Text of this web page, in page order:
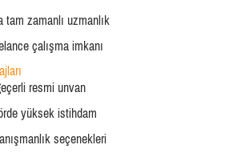
tam zamanlı uzmanlık
çalışma imkanı
resmi unvan
yüksek istihdam
seçenekleri